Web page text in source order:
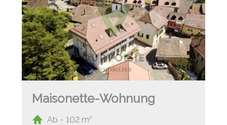
Maisonette-Wohnung
Ab ~ 102 m²